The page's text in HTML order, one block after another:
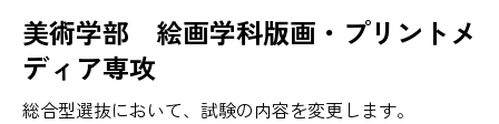
美術学部 絵画学科版画・プリントメ
ディア専攻
総合型選抜において、試験の内容を変更します。